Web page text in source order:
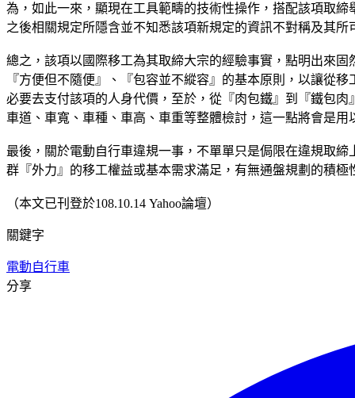
為，如此一來，顯現在工具範疇的技術性操作，搭配該項取
之後相關規定所隱含並不知悉該項新規定的資訊不對稱及其
總之，該項以國際移工為其取締大宗的經驗事實，點明出來
『方便但不隨便』、『包容並不縱容』的基本原則，以讓從
必要去支付該項的人身代價，至於，從『肉包鐵』到『鐵包
車道、車寬、車種、車高、車重等整體檢討，這一點將會是
最後，關於電動自行車違規一事，不單單只是侷限在違規取
群『外力』的移工權益或基本需求滿足，有無通盤規劃的積極
（本文已刊登於108.10.14 Yahoo論壇）
關鍵字
電動自行車
分享